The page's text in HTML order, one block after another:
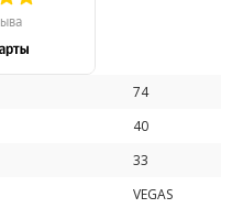
74
40
33
VEGAS